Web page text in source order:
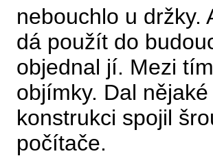
nebouchlo u držky.
dá použít do
objednal jí. Mezi
objímky. Dal
konstrukci spojil
počítače.